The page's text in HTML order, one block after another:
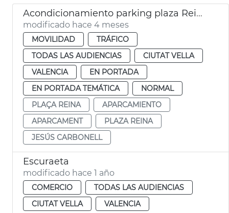
Acondicionamiento parking plaza Reina València
modificado hace 4 meses
MOVILIDAD
TRÁFICO
TODAS LAS AUDIENCIAS
CIUTAT VELLA
VALENCIA
EN PORTADA
EN PORTADA TEMÁTICA
NORMAL
PLAÇA REINA
APARCAMIENTO
APARCAMENT
PLAZA REINA
JESÚS CARBONELL
Escuraeta
modificado hace 1 año
COMERCIO
TODAS LAS AUDIENCIAS
CIUTAT VELLA
VALENCIA